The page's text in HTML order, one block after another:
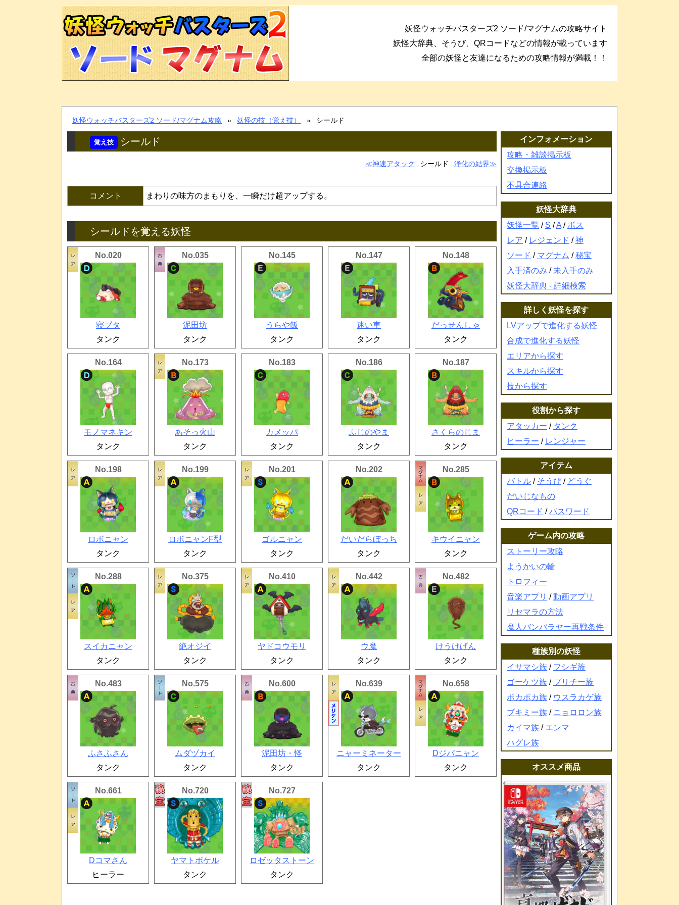
妖怪ウォッチバスターズ2 ソード/マグナムの攻略サイト
妖怪大辞典、そうび、QRコードなどの情報が載っています
全部の妖怪と友達になるための攻略情報が満載！！
妖怪ウォッチバスターズ2 ソード/マグナム攻略 妖怪の技（覚え技） シールド
シールド
神速アタック シールド 浄化の結界
コメント まわりの味方のまもりを、一瞬だけ超アップする。
シールドを覚える妖怪
No.020
寝ブタ
タンク
No.035
泥田坊
タンク
No.145
うらや飯
タンク
No.147
迷い車
タンク
No.148
だっせんしゃ
タンク
No.164
モノマネキン
タンク
No.173
あそっ火山
タンク
No.183
カメッパ
タンク
No.186
ふじのやま
タンク
No.187
さくらのじま
タンク
No.198
ロボニャン
タンク
No.199
ロボニャンF型
タンク
No.201
ゴルニャン
タンク
No.202
だいだらぼっち
タンク
No.285
キウイニャン
タンク
No.288
スイカニャン
タンク
No.375
絶オジイ
タンク
No.410
ヤドコウモリ
タンク
No.442
ウ魔
タンク
No.482
けうけげん
タンク
No.483
ふさふさん
タンク
No.575
ムダヅカイ
タンク
No.600
泥田坊・怪
タンク
No.639
ニャーミネーター
タンク
No.658
Dジバニャン
タンク
No.661
Dコマさん
ヒーラー
No.720
ヤマトボケル
タンク
No.727
ロゼッタストーン
タンク
インフォメーション
攻略・雑談掲示板
交換掲示板
不具合連絡
妖怪大辞典
妖怪一覧 / S /A / ボス
レア / レジェンド /神
ソード / マグナム /秘宝
入手済のみ / 未入手のみ
妖怪大辞典 - 詳細検索
詳しく妖怪を探す
LVアップで進化する妖怪
合成で進化する妖怪
エリアから探す
スキルから探す
技から探す
役割から探す
アタッカー / タンク
ヒーラー / レンジャー
アイテム
バトル / そうび / どうぐ
だいじなもの
QRコード /パスワード
ゲーム内の攻略
ストーリー攻略
ようかいの輪
トロフィー
音楽アプリ /動画アプリ
リセマラの方法
魔人バンバラヤー再戦条件
種族別の妖怪
イサマシ族 / フシギ族
ゴーケツ族 / プリチー族
ポカポカ族 / ウスラカゲ族
ブキミー族 / ニョロロン族
カイマ族 / エンマ
ハグレ族
オススメ商品